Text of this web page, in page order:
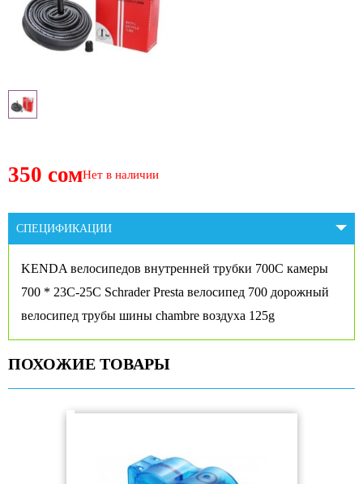
350 сомНет в наличии
СПЕЦИФИКАЦИИ
KENDA велосипедов внутренней трубки 700C камеры
700 * 23C-25C Schrader Presta велосипед 700 дорожный
велосипед трубы шины chambre воздуха 125g
ПОХОЖИЕ ТОВАРЫ